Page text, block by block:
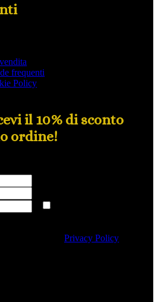
frequenti
Policy
il 10% di sconto
ordine!
allaPrivacy Policy